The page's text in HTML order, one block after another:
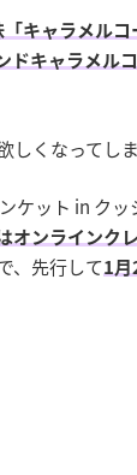
「キャラメル
ドキャラメル
しくなってし
ケット in ク
オンラインク
、先行して1月